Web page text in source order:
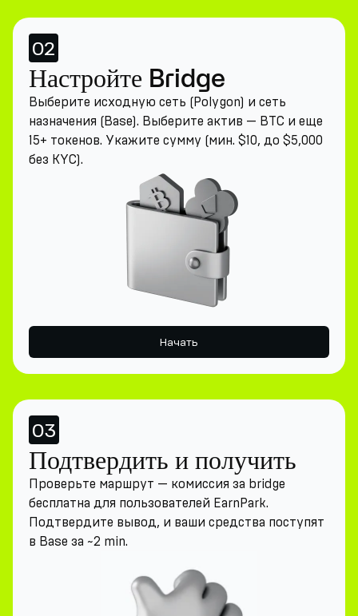
02
Настройте Bridge
Выберите исходную сеть (Polygon) и сеть
назначения (Base). Выберите актив — BTC и еще
15+ токенов. Укажите сумму (мин. $10, до $5,000
без KYC).
Начать
03
Подтвердить и получить
Проверьте маршрут — комиссия за bridge
бесплатна для пользователей EarnPark.
Подтвердите вывод, и ваши средства поступят
в Base за ~2 min.